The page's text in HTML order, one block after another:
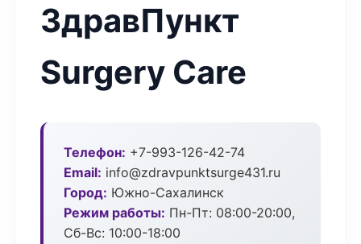
ЗдравПункт
Surgery Care
Телефон: +7-993-126-42-74
Email: info@zdravpunktsurge431.ru
Город: Южно-Сахалинск
Режим работы: Пн-Пт: 08:00-20:00,
Сб-Вс: 10:00-18:00